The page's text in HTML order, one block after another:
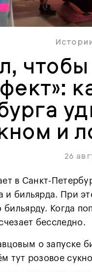
и
26
в Санкт-
бильярда. При
Когда
бесследно.
о запуске
тут розовое